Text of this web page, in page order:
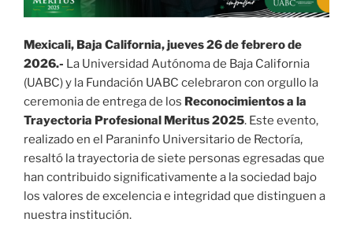
Mexicali, Baja California, jueves 26 de febrero de
2026.- La Universidad Autónoma de Baja California
(UABC) y la Fundación UABC celebraron con orgullo la
ceremonia de entrega de los Reconocimientos a la
Trayectoria Profesional Meritus 2025. Este evento,
realizado en el Paraninfo Universitario de Rectoría,
resaltó la trayectoria de siete personas egresadas que
han contribuido significativamente a la sociedad bajo
los valores de excelencia e integridad que distinguen a
nuestra institución.